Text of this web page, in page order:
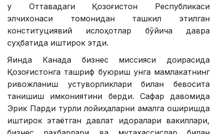
у Оттавадаги Қозоғистон Республикаси
элчихонаси томонидан ташкил этилган
конституциявий ислоҳотлар бўйича давра
суҳбатида иштирок этди.
Яқинда Канада бизнес миссияси доирасида
Қозоғистонга ташриф буюриш унга мамлакатнинг
ривожланиш устуворликлари билан бевосита
танишиш имкониятини берди. Сафар давомида
Эрик Парди турли лойиҳаларни амалга оширишда
иштирок этаётган давлат идоралари вакиллари,